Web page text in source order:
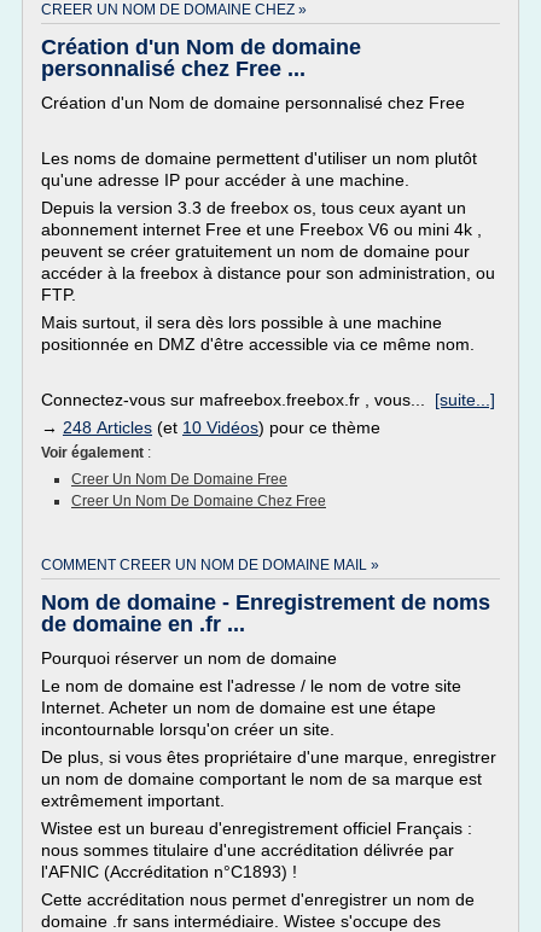
CREER UN NOM DE DOMAINE CHEZ »
Création d'un Nom de domaine
personnalisé chez Free ...
Création d'un Nom de domaine personnalisé chez Free
Les noms de domaine permettent d'utiliser un nom plutôt
qu'une adresse IP pour accéder à une machine.
Depuis la version 3.3 de freebox os, tous ceux ayant un
abonnement internet Free et une Freebox V6 ou mini 4k ,
peuvent se créer gratuitement un nom de domaine pour
accéder à la freebox à distance pour son administration, ou
FTP.
Mais surtout, il sera dès lors possible à une machine
positionnée en DMZ d'être accessible via ce même nom.
Connectez-vous sur mafreebox.freebox.fr , vous... [suite...]
→ 248 Articles (et 10 Vidéos) pour ce thème
Voir également :
Creer Un Nom De Domaine Free
Creer Un Nom De Domaine Chez Free
COMMENT CREER UN NOM DE DOMAINE MAIL »
Nom de domaine - Enregistrement de noms
de domaine en .fr ...
Pourquoi réserver un nom de domaine
Le nom de domaine est l'adresse / le nom de votre site
Internet. Acheter un nom de domaine est une étape
incontournable lorsqu'on créer un site.
De plus, si vous êtes propriétaire d'une marque, enregistrer
un nom de domaine comportant le nom de sa marque est
extrêmement important.
Wistee est un bureau d'enregistrement officiel Français :
nous sommes titulaire d'une accréditation délivrée par
l'AFNIC (Accréditation n°C1893) !
Cette accréditation nous permet d'enregistrer un nom de
domaine .fr sans intermédiaire. Wistee s'occupe des